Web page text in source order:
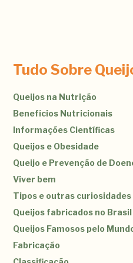
Tudo Sobre
Queijos na Nutrição
Benefícios Nutricionais
Informações Científicas
Queijos e Obesidade
Queijo e Prevenção de
Viver bem
Tipos e outras curiosidades
Queijos fabricados no Brasil
Queijos Famosos pelo
Fabricação